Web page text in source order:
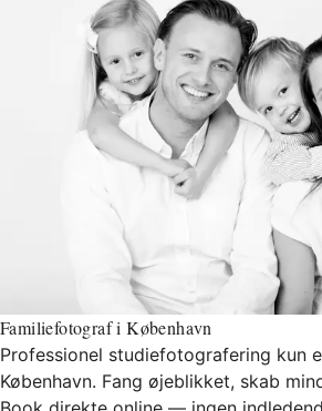
Familiefotograf i København
Professionel studiefotografering kun
København. Fang øjeblikket, skab